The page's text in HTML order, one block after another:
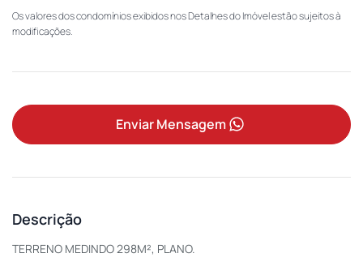
Os valores dos condomínios exibidos nos Detalhes do Imóvel estão sujeitos à
modificações.
Enviar Mensagem
Descrição
TERRENO MEDINDO 298M², PLANO.